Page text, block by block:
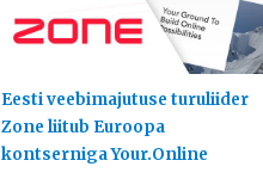
Eesti veebimajutuse turuliider
Zone liitub Euroopa
kontserniga Your.Online